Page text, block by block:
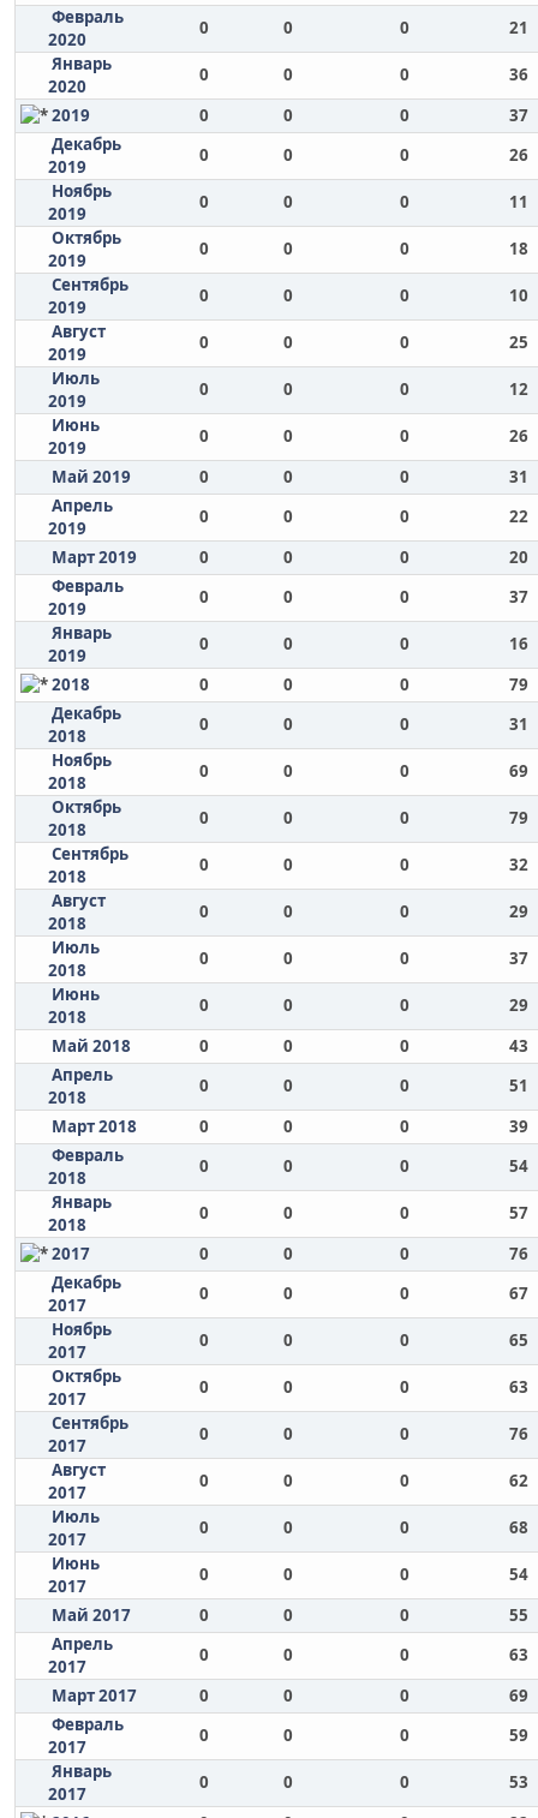
Февраль
2020
0 0 0
21
Январь
2020
0 0 0
36
2019
0 0 0
37
Декабрь
2019
0 0 0
26
Ноябрь
2019
0 0 0
11
Октябрь
2019
0 0 0
18
Сентябрь
2019
0 0 0
10
Август
2019
0 0 0
25
Июль
2019
0 0 0
12
Июнь
2019
0 0 0
26
Май 2019
0 0 0
31
Апрель
2019
0 0 0
22
Март 2019
0 0 0
20
Февраль
2019
0 0 0
37
Январь
2019
0 0 0
16
2018
0 0 0
79
Декабрь
2018
0 0 0
31
Ноябрь
2018
0 0 0
69
Октябрь
2018
0 0 0
79
Сентябрь
2018
0 0 0
32
Август
2018
0 0 0
29
Июль
2018
0 0 0
37
Июнь
2018
0 0 0
29
Май 2018
0 0 0
43
Апрель
2018
0 0 0
51
Март 2018
0 0 0
39
Февраль
2018
0 0 0
54
Январь
2018
0 0 0
57
2017
0 0 0
76
Декабрь
2017
0 0 0
67
Ноябрь
2017
0 0 0
65
Октябрь
2017
0 0 0
63
Сентябрь
2017
0 0 0
76
Август
2017
0 0 0
62
Июль
2017
0 0 0
68
Июнь
2017
0 0 0
54
Май 2017
0 0 0
55
Апрель
2017
0 0 0
63
Март 2017
0 0 0
69
Февраль
2017
0 0 0
59
Январь
2017
0 0 0
53